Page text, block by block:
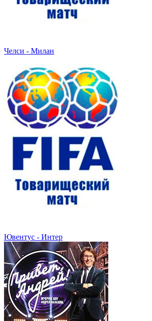
Челси - Милан
Ювентус - Интер